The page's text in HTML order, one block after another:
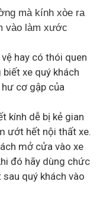
mà kính xòe ra
vào làm xước
hay có thói quen
xe quý khách
cơ gập của
kính dễ bị kẻ gian
ướt hết nội thất xe.
mở cửa vào xe
đó hãy dùng chức
quý khách vào